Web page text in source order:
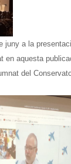
juny a la
en aquesta
del